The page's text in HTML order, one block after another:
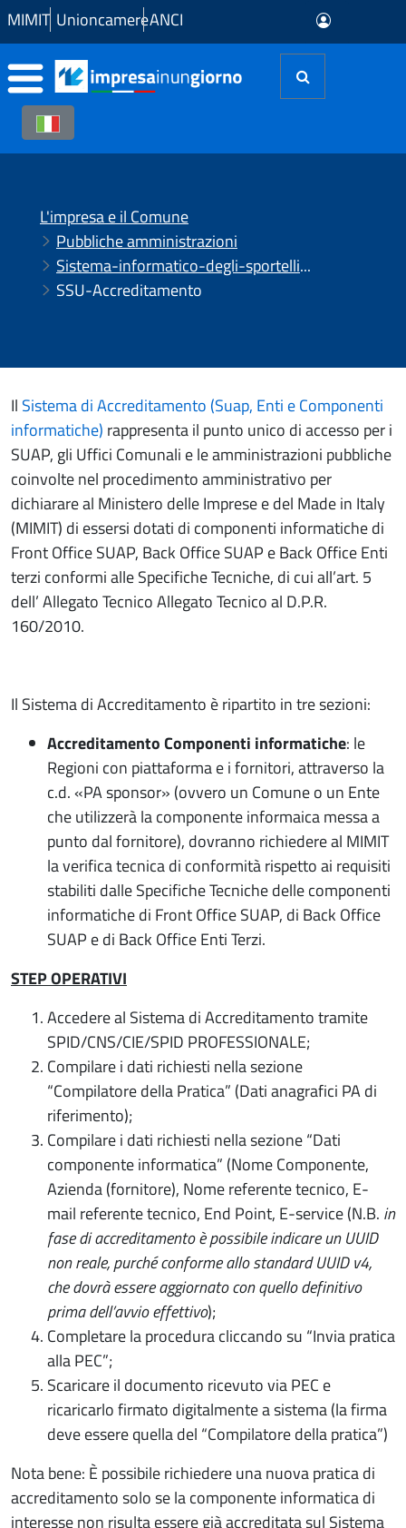
Skip to Main Content
MIMIT UnioncamereANCI
L'impresa e il Comune
Pubbliche amministrazioni
Sistema-informatico-degli-sportelli-unici-ssu
SSU-Accreditamento
Il Sistema di Accreditamento (Suap, Enti e Componenti
informatiche) rappresenta il punto unico di accesso per i
SUAP, gli Uffici Comunali e le amministrazioni pubbliche
coinvolte nel procedimento amministrativo per
dichiarare al Ministero delle Imprese e del Made in Italy
(MIMIT) di essersi dotati di componenti informatiche di
Front Office SUAP, Back Office SUAP e Back Office Enti
terzi conformi alle Specifiche Tecniche, di cui all’art. 5
dell’ Allegato Tecnico Allegato Tecnico al D.P.R.
160/2010.
Il Sistema di Accreditamento è ripartito in tre sezioni:
Accreditamento Componenti informatiche: le
Regioni con piattaforma e i fornitori, attraverso la
c.d. «PA sponsor» (ovvero un Comune o un Ente
che utilizzerà la componente informaica messa a
punto dal fornitore), dovranno richiedere al MIMIT
la verifica tecnica di conformità rispetto ai requisiti
stabiliti dalle Specifiche Tecniche delle componenti
informatiche di Front Office SUAP, di Back Office
SUAP e di Back Office Enti Terzi.
STEP OPERATIVI
Accedere al Sistema di Accreditamento tramite
SPID/CNS/CIE/SPID PROFESSIONALE;
Compilare i dati richiesti nella sezione
“Compilatore della Pratica” (Dati anagrafici PA di
riferimento);
Compilare i dati richiesti nella sezione “Dati
componente informatica” (Nome Componente,
Azienda (fornitore), Nome referente tecnico, E-
mail referente tecnico, End Point, E-service (N.B. in
fase di accreditamento è possibile indicare un UUID
non reale, purché conforme allo standard UUID v4,
che dovrà essere aggiornato con quello definitivo
prima dell’avvio effettivo);
Completare la procedura cliccando su “Invia pratica
alla PEC”;
Scaricare il documento ricevuto via PEC e
ricaricarlo firmato digitalmente a sistema (la firma
deve essere quella del “Compilatore della pratica”)
Nota bene: È possibile richiedere una nuova pratica di
accreditamento solo se la componente informatica di
interesse non risulta essere già accreditata sul Sistema